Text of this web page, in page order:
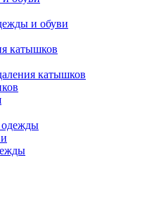
и обуви
катышков
катышков